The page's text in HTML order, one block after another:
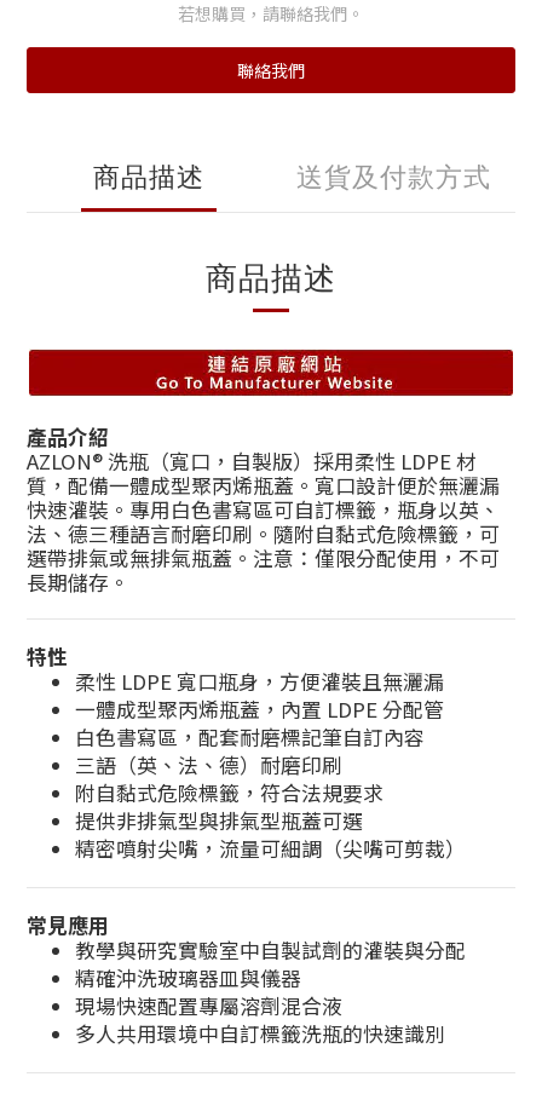
若想購買，請聯絡我們。
聯絡我們
商品描述 送貨及付款方式
商品描述
產品介紹
AZLON® 洗瓶（寬口，自製版）採用柔性 LDPE 材
質，配備一體成型聚丙烯瓶蓋。寬口設計便於無灑漏
快速灌裝。專用白色書寫區可自訂標籤，瓶身以英、
法、德三種語言耐磨印刷。隨附自黏式危險標籤，可
選帶排氣或無排氣瓶蓋。注意：僅限分配使用，不可
長期儲存。
特性
柔性 LDPE 寬口瓶身，方便灌裝且無灑漏
一體成型聚丙烯瓶蓋，內置 LDPE 分配管
白色書寫區，配套耐磨標記筆自訂內容
三語（英、法、德）耐磨印刷
附自黏式危險標籤，符合法規要求
提供非排氣型與排氣型瓶蓋可選
精密噴射尖嘴，流量可細調（尖嘴可剪裁）
常見應用
教學與研究實驗室中自製試劑的灌裝與分配
精確沖洗玻璃器皿與儀器
現場快速配置專屬溶劑混合液
多人共用環境中自訂標籤洗瓶的快速識別